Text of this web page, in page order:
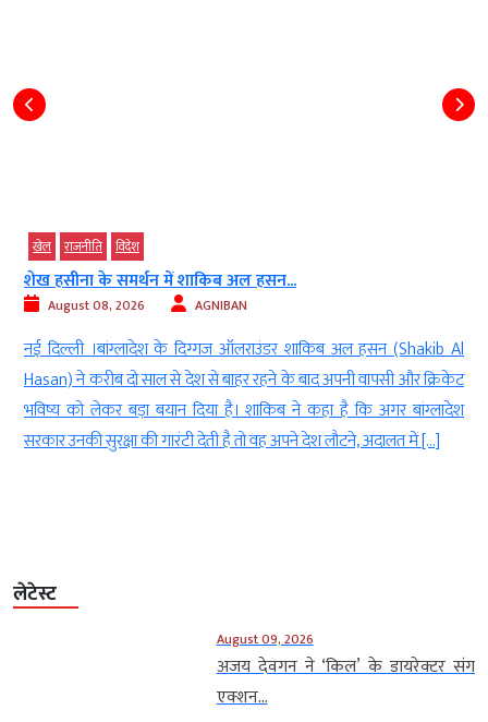
खेल
वनडे क्रिकेट के 5000 मैच पूरे, सचिन तेंदुलकर...
August 08, 2026 AGNIBAN
नई दिल्ली । वनडे क्रिकेट (ODI Cricket) ने शुक्रवार 7 अगस्त को एक
ऐतिहासिक मुकाम हासिल किया। स्कॉटलैंड (Scotland) और कनाडा
(Canada) के बीच खेला गया मुकाबला इस फॉर्मेट के इतिहास का 5000वां
वनडे मैच बना। स्कॉटलैंड ने इस यादगार मुकाबले में कनाडा को 9 रन से हराकर
लेटेस्ट
August 09, 2026
अजय देवगन ने ‘किल’ के डायरेक्टर संग
एक्शन...